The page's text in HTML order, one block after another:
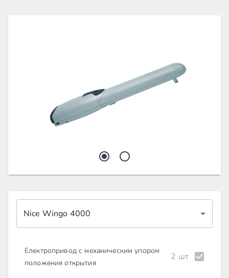
Nice Wingo 4000
Електропривод с механическим упором
положения открытия
2 шт